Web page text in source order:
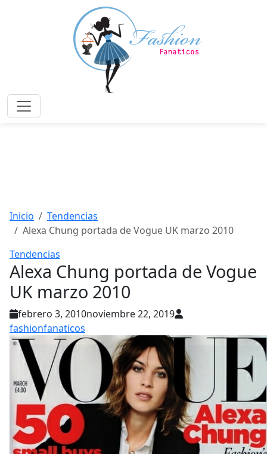
Menú
Inicio
Tendencias
Alexa Chung portada de Vogue UK marzo 2010
Tendencias
Alexa Chung portada de Vogue
UK marzo 2010
febrero 3, 2010noviembre 22, 2019
fashionfanaticos